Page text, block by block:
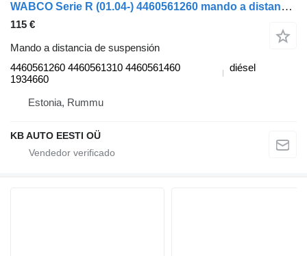
WABCO Serie R (01.04-) 4460561260 mando a distancia de suspensión para Scania P,G,R,T-series (2004-2017) camión
115 €
Mando a distancia de suspensión
4460561260 4460561310 4460561460
1934660
diésel
Estonia, Rummu
KB AUTO EESTI OÜ